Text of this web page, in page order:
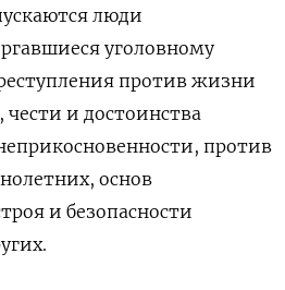
люди
уголовному
против жизни
чести и достоинства
против
основ
и безопасности